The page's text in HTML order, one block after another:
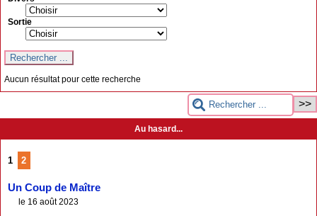
Sortie
Aucun résultat pour cette recherche
Au hasard...
1 2
Un Coup de Maître
le 16 août 2023